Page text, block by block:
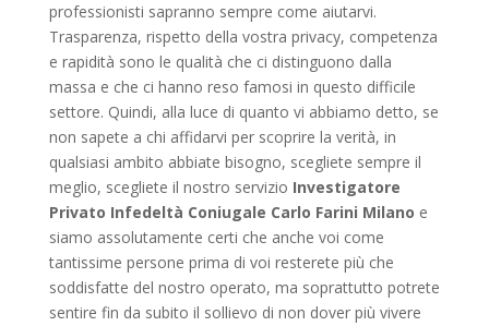
professionisti sapranno sempre come aiutarvi.
Trasparenza, rispetto della vostra privacy, competenza
e rapidità sono le qualità che ci distinguono dalla
massa e che ci hanno reso famosi in questo difficile
settore. Quindi, alla luce di quanto vi abbiamo detto, se
non sapete a chi affidarvi per scoprire la verità, in
qualsiasi ambito abbiate bisogno, scegliete sempre il
meglio, scegliete il nostro servizio Investigatore
Privato Infedeltà Coniugale Carlo Farini Milano e
siamo assolutamente certi che anche voi come
tantissime persone prima di voi resterete più che
soddisfatte del nostro operato, ma soprattutto potrete
sentire fin da subito il sollievo di non dover più vivere